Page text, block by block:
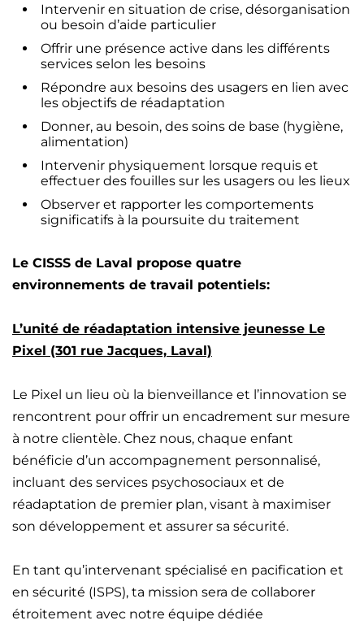
Intervenir en situation de crise, désorganisation
ou besoin d’aide particulier
Offrir une présence active dans les différents
services selon les besoins
Répondre aux besoins des usagers en lien avec
les objectifs de réadaptation
Donner, au besoin, des soins de base (hygiène,
alimentation)
Intervenir physiquement lorsque requis et
effectuer des fouilles sur les usagers ou les lieux
Observer et rapporter les comportements
significatifs à la poursuite du traitement
Le CISSS de Laval propose quatre
environnements de travail potentiels:
L’unité de réadaptation intensive jeunesse Le
Pixel (301 rue Jacques, Laval)
Le Pixel un lieu où la bienveillance et l’innovation se
rencontrent pour offrir un encadrement sur mesure
à notre clientèle. Chez nous, chaque enfant
bénéficie d’un accompagnement personnalisé,
incluant des services psychosociaux et de
réadaptation de premier plan, visant à maximiser
son développement et assurer sa sécurité.
En tant qu’intervenant spécialisé en pacification et
en sécurité (ISPS), ta mission sera de collaborer
étroitement avec notre équipe dédiée